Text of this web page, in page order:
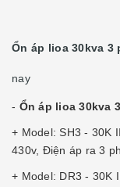
Ổn áp lioa 30kva 3
nay
- Ổn áp lioa 30kva
+ Model: SH3 - 30K
430v, Điện áp ra 3
+ Model: DR3 - 30K